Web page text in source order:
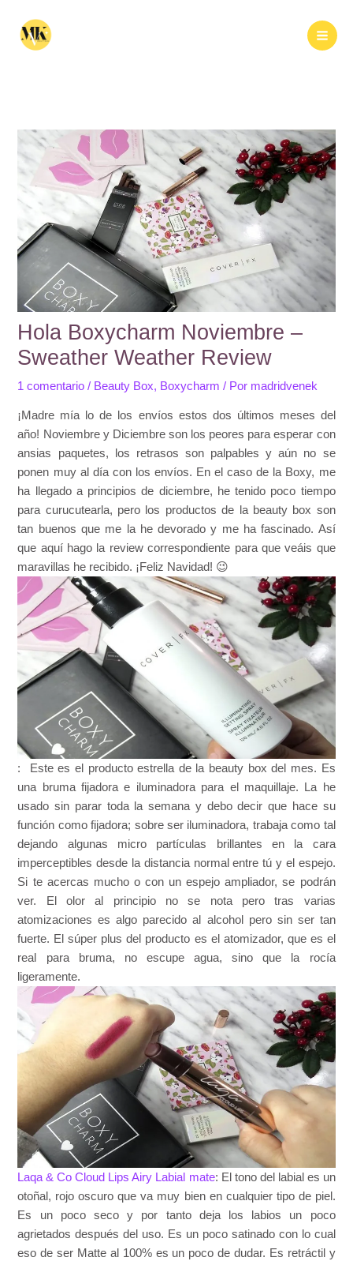
contenido
Hola Boxycharm Noviembre –
Sweather Weather Review
1 comentario / Beauty Box, Boxycharm / Por madridvenek
¡Madre mía lo de los envíos estos dos últimos meses del
año! Noviembre y Diciembre son los peores para esperar con
ansias paquetes, los retrasos son palpables y aún no se
ponen muy al día con los envíos. En el caso de la Boxy, me
ha llegado a principios de diciembre, he tenido poco tiempo
para curucutearla, pero los productos de la beauty box son
tan buenos que me la he devorado y me ha fascinado. Así
que aquí hago la review correspondiente para que veáis que
maravillas he recibido. ¡Feliz Navidad! 😉
: Este es el producto estrella de la beauty box del mes. Es
una bruma fijadora e iluminadora para el maquillaje. La he
usado sin parar toda la semana y debo decir que hace su
función como fijadora; sobre ser iluminadora, trabaja como tal
dejando algunas micro partículas brillantes en la cara
imperceptibles desde la distancia normal entre tú y el espejo.
Si te acercas mucho o con un espejo ampliador, se podrán
ver. El olor al principio no se nota pero tras varias
atomizaciones es algo parecido al alcohol pero sin ser tan
fuerte. El súper plus del producto es el atomizador, que es el
real para bruma, no escupe agua, sino que la rocía
ligeramente.
Laqa & Co Cloud Lips Airy Labial mate: El tono del labial es un
otoñal, rojo oscuro que va muy bien en cualquier tipo de piel.
Es un poco seco y por tanto deja los labios un poco
agrietados después del uso. Es un poco satinado con lo cual
eso de ser Matte al 100% es un poco de dudar. Es retráctil y